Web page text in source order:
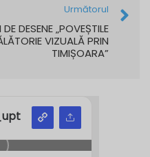
Următorul
DESENE „POVEȘTILE
VIZUALĂ PRIN
TIMIȘOARA”